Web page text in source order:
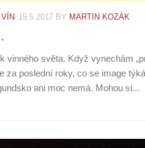
15.5.2017 BY MARTIN KOZÁK
vinného světa. Když vynechám
za poslední roky, co se image
ani moc nemá. Mohou si...